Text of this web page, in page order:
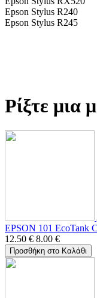
Epson Stylus R240
Epson Stylus R245
Ρίξτε μια
EPSON 101 EcoTank
12.50 € 8.00 €
Προσθήκη στο Καλάθι